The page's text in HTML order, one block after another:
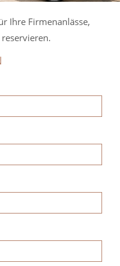
Ihre Firmenanlässe,